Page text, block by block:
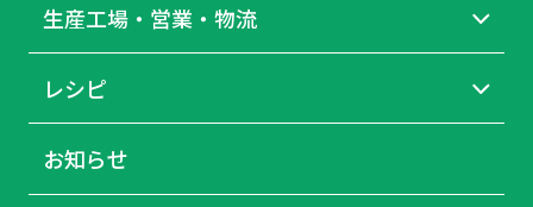
生産工場・営業・物流
レシピ
お知らせ